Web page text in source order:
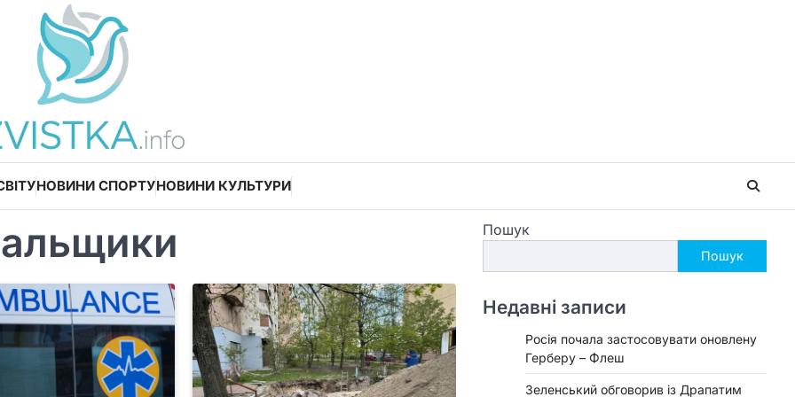
НОВИНИ СПОРТУНОВИНИ КУЛЬТУРИ
Пошук
Пошук
Недавні записи
Росія почала застосовувати оновлену
Герберу – Флеш
Зеленський обговорив із Драпатим